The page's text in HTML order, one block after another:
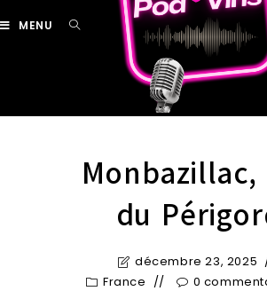
MENU
Monbazillac,
du
décembre 23, 2025
France
0